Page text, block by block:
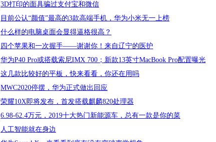
3D打印的面具骗过支付宝和微信
目前公认“颜值”最高的3款高端手机，华为小米无一上榜
什么样的电脑桌面会显得逼格很高？
四个苹果和一次握手——谢谢你！来自辽宁的医护
华为P40 Pro或搭载索尼IMX 700；新款13英寸MacBook Pro配置曝光
这几款比较好的平板，快来看看，你还在用吗
MWC2020停摆，华为正式做出回应
荣耀10X即将发布，首发搭载麒麟820处理器
6.98-62.4万元，2019十大热门新能源车，总有一款是你的菜
人工智能就在身边